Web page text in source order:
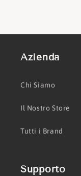
Azienda
Chi Siamo
Il Nostro Store
Tutti i Brand
Supporto